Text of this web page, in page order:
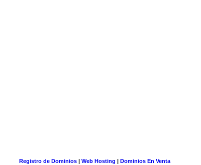
Registro de Dominios| Web Hosting | Dominios En Venta